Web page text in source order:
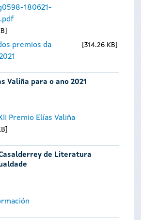
180621-
premios da
314.26 KB
Valiña para o ano 2021
Premio Elías Valiña
de Literatura